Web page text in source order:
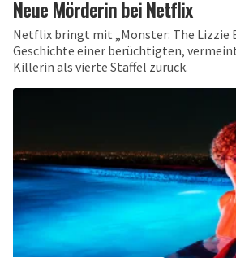
Neue Mörderin bei Netflix
Netflix bringt mit „Monster: The Lizzie
Geschichte einer berüchtigten,
Killerin als vierte Staffel zurück.